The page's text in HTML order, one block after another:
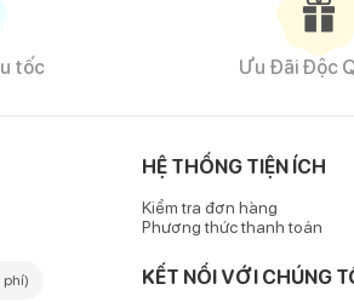
tốc Ưu Đãi Độc
phí)
HỆ THỐNG TIỆN ÍCH
Kiểm tra đơn hàng
Phương thức thanh toán
KẾT NỐI VỚI CHÚNG